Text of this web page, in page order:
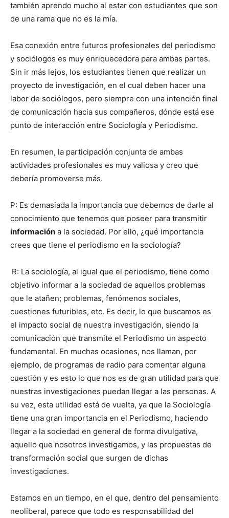
también aprendo mucho al estar con estudiantes que son
de una rama que no es la mía.
Esa conexión entre futuros profesionales del periodismo
y sociólogos es muy enriquecedora para ambas partes.
Sin ir más lejos, los estudiantes tienen que realizar un
proyecto de investigación, en el cual deben hacer una
labor de sociólogos, pero siempre con una intención final
de comunicación hacia sus compañeros, dónde está ese
punto de interacción entre Sociología y Periodismo.
En resumen, la participación conjunta de ambas
actividades profesionales es muy valiosa y creo que
debería promoverse más.
P: Es demasiada la importancia que debemos de darle al
conocimiento que tenemos que poseer para transmitir
información a la sociedad. Por ello, ¿qué importancia
crees que tiene el periodismo en la sociología?
R: La sociología, al igual que el periodismo, tiene como
objetivo informar a la sociedad de aquellos problemas
que le atañen; problemas, fenómenos sociales,
cuestiones futuribles, etc. Es decir, lo que buscamos es
el impacto social de nuestra investigación, siendo la
comunicación que transmite el Periodismo un aspecto
fundamental. En muchas ocasiones, nos llaman, por
ejemplo, de programas de radio para comentar alguna
cuestión y es esto lo que nos es de gran utilidad para que
nuestras investigaciones puedan llegar a las personas. A
su vez, esta utilidad está de vuelta, ya que la Sociología
tiene una gran importancia en el Periodismo, haciendo
llegar a la sociedad en general de forma divulgativa,
aquello que nosotros investigamos, y las propuestas de
transformación social que surgen de dichas
investigaciones.
Estamos en un tiempo, en el que, dentro del pensamiento
neoliberal, parece que todo es responsabilidad del